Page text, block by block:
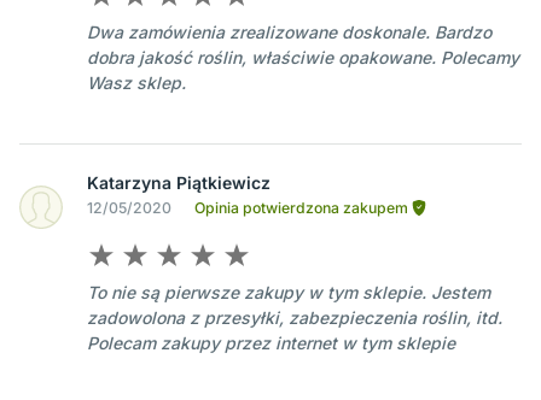
Dwa zamówienia zrealizowane doskonale. Bardzo
dobra jakość roślin, właściwie opakowane. Polecamy
Wasz sklep.
Katarzyna Piątkiewicz
12/05/2020 Opinia potwierdzona zakupem
To nie są pierwsze zakupy w tym sklepie. Jestem
zadowolona z przesyłki, zabezpieczenia roślin, itd.
Polecam zakupy przez internet w tym sklepie